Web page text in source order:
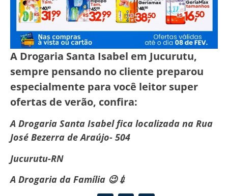
A Drogaria Santa Isabel em Jucurutu,
sempre pensando no cliente preparou
especialmente para você leitor super
ofertas de verão, confira:
A Drogaria Santa Isabel fica localizada na Rua
José Bezerra de Araújo- 504
Jucurutu-RN
A Drogaria da Família 😉💉